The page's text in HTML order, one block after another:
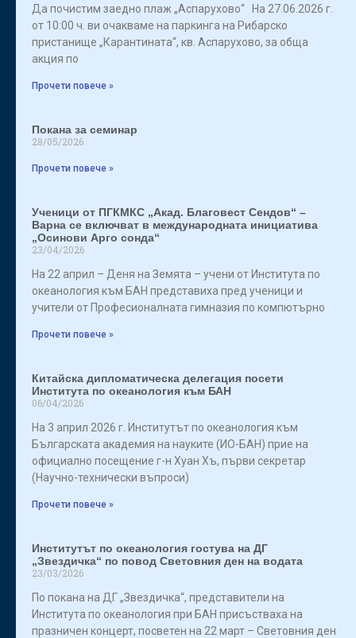
Да почистим заедно плаж „Аспарухово“ На 27.06.2026 г.
от 10:00 ч. ви очакваме на паркинга на Рибарско
пристанище „Карантината“, кв. Аспарухово, за обща
акция по
Прочети повече »
Покана за семинар
28/05/2026
Прочети повече »
Ученици от ПГКМКС „Акад. Благовест Сендов“ –
Варна се включват в международната инициатива
„Осинови Арго сонда“
23/04/2026
На 22 април – Деня на Земята – учени от Института по
океанология към БАН представиха пред ученици и
учители от Професионалната гимназия по компютърно
Прочети повече »
Китайска дипломатическа делегация посети
Института по океанология към БАН
06/04/2026
На 3 април 2026 г. Институтът по океанология към
Българската академия на науките (ИО-БАН) прие на
официално посещение г-н Хуан Хъ, първи секретар
(Научно-технически въпроси)
Прочети повече »
Институтът по океанология гостува на ДГ
„Звездичка“ по повод Световния ден на водата
23/03/2026
По покана на ДГ „Звездичка“, представители на
Института по океанология при БАН присъстваха на
празничен концерт, посветен на 22 март – Световния ден